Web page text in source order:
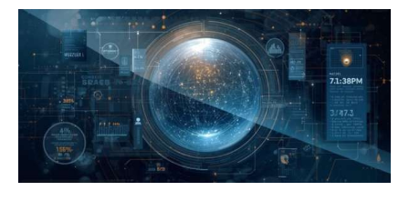
Climate
Markets
Tech
Reports